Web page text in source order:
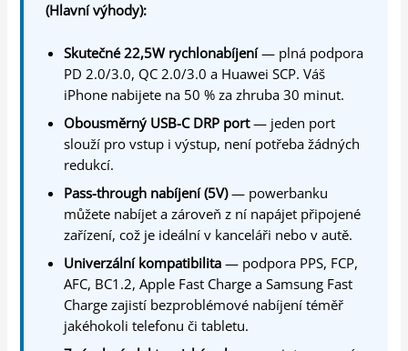
(Hlavní výhody):
Skutečné 22,5W rychlonabíjení— plná podpora
PD 2.0/3.0, QC 2.0/3.0 a Huawei SCP. Váš
iPhone nabijete na 50 % za zhruba 30 minut.
Obousměrný USB-C DRP port— jeden port
slouží pro vstup i výstup, není potřeba žádných
redukcí.
Pass-through nabíjení (5V)— powerbanku
můžete nabíjet a zároveň z ní napájet připojené
zařízení, což je ideální v kanceláři nebo v autě.
Univerzální kompatibilita — podpora PPS, FCP,
AFC, BC1.2, Apple Fast Charge a Samsung Fast
Charge zajistí bezproblémové nabíjení téměř
jakéhokoli telefonu či tabletu.